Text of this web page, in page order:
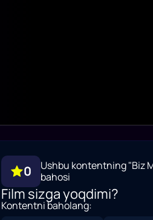
0
Ushbu kontentning "Biz
bahosi
Film sizga yoqdimi?
Kontentni baholang: